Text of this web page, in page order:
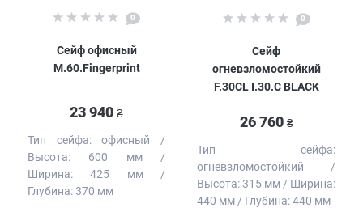
0
Сейф офисный
M.60.Fingerprint
23 940 ₴
Тип сейфа:
офисный
Высота:
600 мм
Ширина:
425 мм
Глубина:370 мм
0
Сейф
огневзломостойкий
F.30CL I.30.С BLACK
26 760 ₴
Тип сейфа:
огневзломостойкий
Высота:315 мм
Ширина:
440 мм
Глубина:440 мм